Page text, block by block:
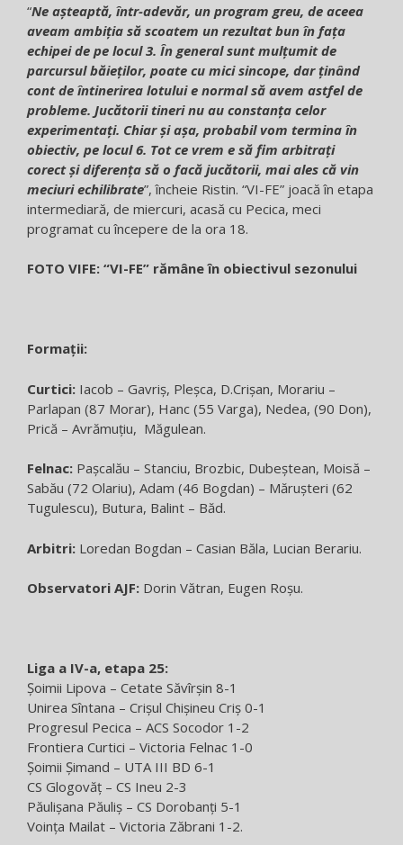
“Ne aşteaptă, într-adevăr, un program greu, de aceea
aveam ambiţia să scoatem un rezultat bun în faţa
echipei de pe locul 3. În general sunt mulţumit de
parcursul băieţilor, poate cu mici sincope, dar ţinând
cont de întinerirea lotului e normal să avem astfel de
probleme. Jucătorii tineri nu au constanţa celor
experimentaţi. Chiar şi aşa, probabil vom termina în
obiectiv, pe locul 6. Tot ce vrem e să fim arbitraţi
corect şi diferenţa să o facă jucătorii, mai ales că vin
meciuri echilibrate”, încheie Ristin. “VI-FE” joacă în etapa
intermediară, de miercuri, acasă cu Pecica, meci
programat cu începere de la ora 18.
FOTO VIFE: “VI-FE” rămâne în obiectivul sezonului
Formații:
Curtici: Iacob – Gavriș, Pleșca, D.Crișan, Morariu –
Parlapan (87 Morar), Hanc (55 Varga), Nedea, (90 Don),
Prică – Avrămuțiu, Măgulean.
Felnac: Pașcalău – Stanciu, Brozbic, Dubeștean, Moisă –
Sabău (72 Olariu), Adam (46 Bogdan) – Mărușteri (62
Tugulescu), Butura, Balint – Băd.
Arbitri: Loredan Bogdan – Casian Băla, Lucian Berariu.
Observatori AJF: Dorin Vătran, Eugen Roșu.
Liga a IV-a, etapa 25:
Şoimii Lipova – Cetate Săvîrşin 8-1
Unirea Sîntana – Crişul Chişineu Criş 0-1
Progresul Pecica – ACS Socodor 1-2
Frontiera Curtici – Victoria Felnac 1-0
Şoimii Şimand – UTA III BD 6-1
CS Glogovăţ – CS Ineu 2-3
Păulişana Păuliş – CS Dorobanţi 5-1
Voinţa Mailat – Victoria Zăbrani 1-2.